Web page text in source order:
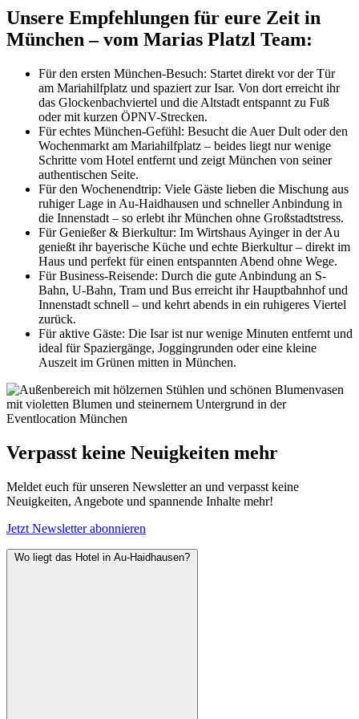
Unsere Empfehlungen für eure Zeit in
München – vom Marias Platzl Team:
Für den ersten München-Besuch: Startet direkt vor der Tür
am Mariahilfplatz und spaziert zur Isar. Von dort erreicht ihr
das Glockenbachviertel und die Altstadt entspannt zu Fuß
oder mit kurzen ÖPNV-Strecken.
Für echtes München-Gefühl: Besucht die Auer Dult oder den
Wochenmarkt am Mariahilfplatz – beides liegt nur wenige
Schritte vom Hotel entfernt und zeigt München von seiner
authentischen Seite.
Für den Wochenendtrip: Viele Gäste lieben die Mischung aus
ruhiger Lage in Au-Haidhausen und schneller Anbindung in
die Innenstadt – so erlebt ihr München ohne Großstadtstress.
Für Genießer & Bierkultur: Im Wirtshaus Ayinger in der Au
genießt ihr bayerische Küche und echte Bierkultur – direkt im
Haus und perfekt für einen entspannten Abend ohne Wege.
Für Business-Reisende: Durch die gute Anbindung an S-
Bahn, U-Bahn, Tram und Bus erreicht ihr Hauptbahnhof und
Innenstadt schnell – und kehrt abends in ein ruhigeres Viertel
zurück.
Für aktive Gäste: Die Isar ist nur wenige Minuten entfernt und
ideal für Spaziergänge, Joggingrunden oder eine kleine
Auszeit im Grünen mitten in München.
Verpasst keine Neuigkeiten mehr
Meldet euch für unseren Newsletter an und verpasst keine
Neuigkeiten, Angebote und spannende Inhalte mehr!
Jetzt Newsletter abonnieren
Wo liegt das Hotel in Au-Haidhausen?